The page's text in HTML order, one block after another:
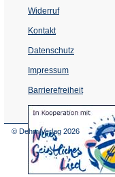
Widerruf
Kontakt
Datenschutz
Impressum
Barrierefreiheit
© Dehm Verlag 2026